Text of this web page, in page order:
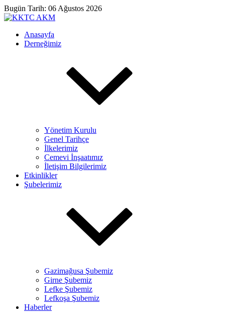
Bugün Tarih: 06 Ağustos 2026
Anasayfa
Derneğimiz
Yönetim Kurulu
Genel Tarihçe
İlkelerimiz
Cemevi İnşaatımız
İletişim Bilgilerimiz
Etkinlikler
Şubelerimiz
Gazimağusa Şubemiz
Girne Şubemiz
Lefke Şubemiz
Lefkoşa Şubemiz
Haberler